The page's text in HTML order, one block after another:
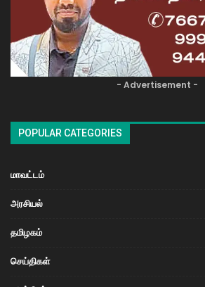
- Advertisement -
POPULAR CATEGORIES
மாவட்டம்
அரசியல்
தமிழகம்
செய்திகள்